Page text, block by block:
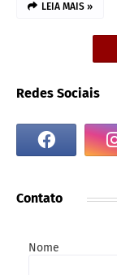
LEIA MAIS »
Redes Sociais
Contato
Nome